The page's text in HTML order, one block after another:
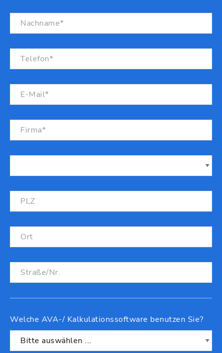
Welche AVA-/ Kalkulationssoftware benutzen Sie?